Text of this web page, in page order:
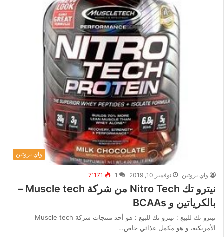
واي بروتين
واي بروتين نوفمبر 10, 2019 1 7٬171
نيترو تك Nitro Tech من شركة Muscle tech –
بالكرياتين و BCAAs
نيترو تك للبيع : نيترو تك للبيع : هو أحد منتجات شركة Muscle tech
الأمريكية، و هو مكمل غذائي خاص…